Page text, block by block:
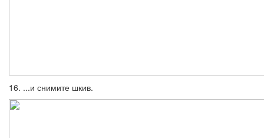
16. ...и снимите шкив.